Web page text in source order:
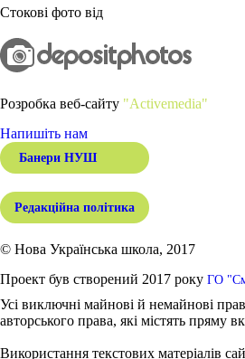
Стокові фото від
Розробка веб-сайту "Activemedia"
Напишіть нам
Банери НУШ
Редакційна політика
© Нова Українська школа, 2017
Проект був створений 2017 року ГО
Усі виключні майнові й немайнові
авторського права, які містять пряму
Використання текстових матеріалів